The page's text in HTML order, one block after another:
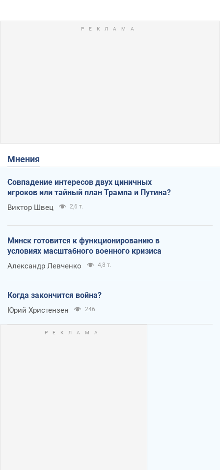
Мнения
Совпадение интересов двух циничных
игроков или тайный план Трампа и Путина?
Виктор Швец 2,6 т.
Минск готовится к функционированию в
условиях масштабного военного кризиса
Александр Левченко 4,8 т.
Когда закончится война?
Юрий Христензен 246